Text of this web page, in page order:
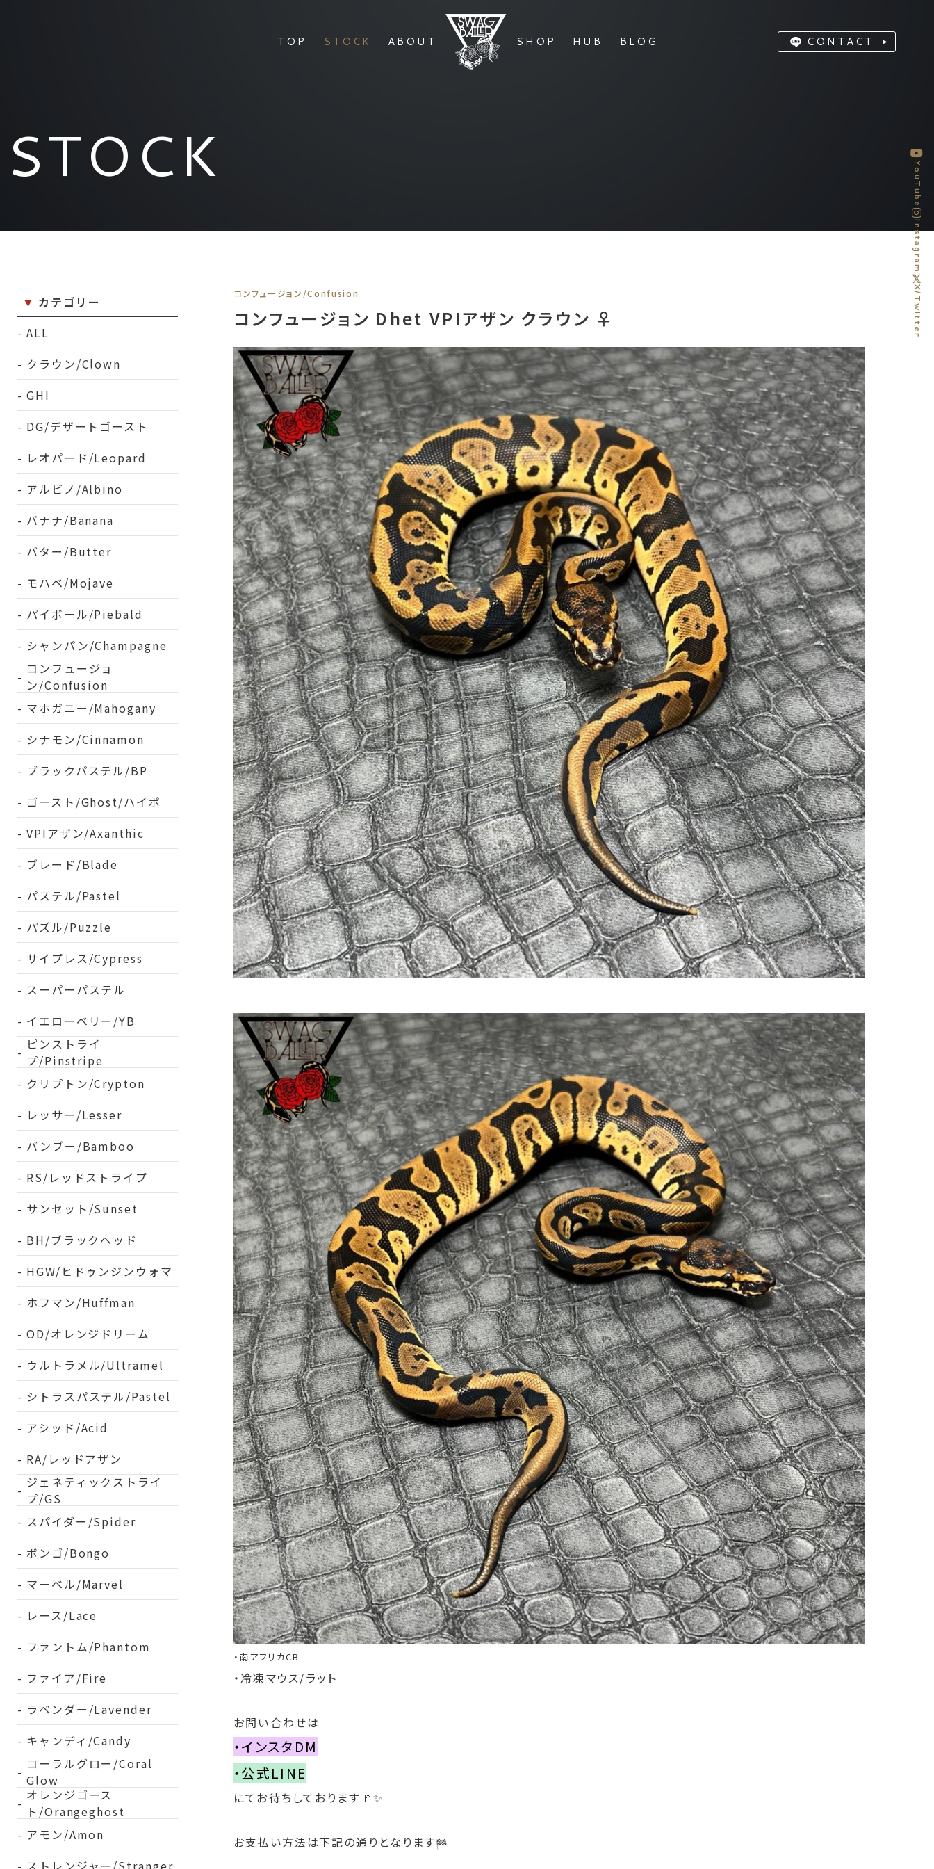
TOP STOCK ABOUT SHOP HUB BLOG CONTACT
STOCK
カテゴリー
ALL
クラウン/Clown
GHI
DG/デザートゴースト
レオパード/Leopard
アルビノ/Albino
バナナ/Banana
バター/Butter
モハベ/Mojave
パイボール/Piebald
シャンパン/Champagne
コンフュージョ
ン/Confusion
マホガニー/Mahogany
シナモン/Cinnamon
ブラックパステル/BP
ゴースト/Ghost/ハイポ
VPIアザン/Axanthic
ブレード/Blade
パステル/Pastel
パズル/Puzzle
サイプレス/Cypress
スーパーパステル
イエローベリー/YB
ピンストライ
プ/Pinstripe
クリプトン/Crypton
レッサー/Lesser
バンブー/Bamboo
RS/レッドストライプ
サンセット/Sunset
BH/ブラックヘッド
HGW/ヒドゥンジンウォマ
ホフマン/Huffman
OD/オレンジドリーム
ウルトラメル/Ultramel
シトラスパステル/Pastel
アシッド/Acid
RA/レッドアザン
ジェネティックストライ
プ/GS
スパイダー/Spider
ボンゴ/Bongo
マーベル/Marvel
レース/Lace
ファントム/Phantom
ファイア/Fire
ラベンダー/Lavender
キャンディ/Candy
コーラルグロー/Coral
Glow
オレンジゴース
ト/Orangeghost
アモン/Amon
ストレンジャー/Stranger
コンフュージョン/Confusion
コンフュージョン Dhet VPIアザン クラウン ♀
・南アフリカCB
・冷凍マウス/ラット
お問い合わせは
・インスタDM
・公式LINE
にてお待ちしております🚩✨
お支払い方法は下記の通りとなります
YouTube
Instagram
X/Twitter